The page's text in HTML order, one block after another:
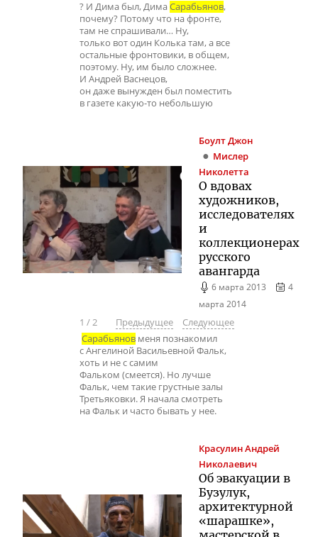
? И Дима был, ДимаСарабьянов,
почему? Потому что на фронте,
там не спрашивали… Ну,
только вот один Колька там, а все
остальные фронтовики, в общем,
поэтому. Ну, им было сложнее.
И Андрей Васнецов,
он даже вынужден был поместить
в газете какую-то небольшую
БоултДжон
Мислер
Николетта
О вдовах
художников,
исследователях
и
коллекционерах
русского
авангарда
6 марта 2013
4
марта 2014
1 /2 Предыдущее
Следующее
Сарабьянов меня познакомил
с Ангелиной Васильевной Фальк,
хоть и не с самим
Фальком (смеется). Но лучше
Фальк, чем такие грустные залы
Третьяковки. Я начала смотреть
на Фальк и часто бывать у нее.
КрасулинАндрей
Николаевич
Об эвакуации в
Бузулук,
архитектурной
«шарашке»,